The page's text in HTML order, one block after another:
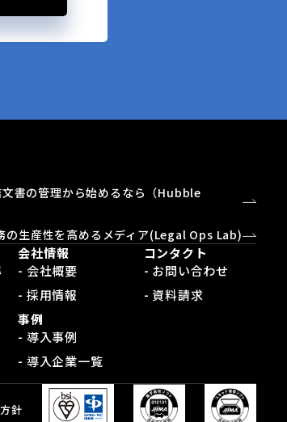
書の管理から始めるなら（Hubble
の生産性を高めるメディア(Legal Ops Lab)
会社情報
- 会社概要
- 採用情報
事例
- 導入事例
- 導入企業一覧
コンタクト
- お問い合わせ
- 資料請求
針